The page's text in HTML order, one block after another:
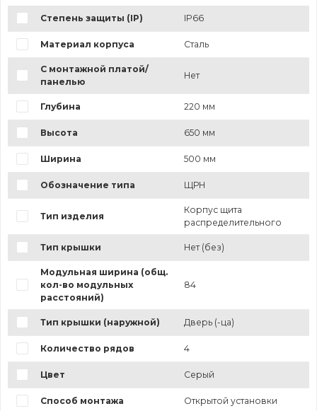
Степень защиты (IP) IP66
Материал корпуса Сталь
С монтажной платой/
панелью
Нет
Глубина 220 мм
Высота 650 мм
Ширина 500 мм
Обозначение типа ЩРН
Тип изделия
Корпус щита
распределительного
Тип крышки Нет (без)
Модульная ширина (общ.
кол-во модульных
расстояний)
84
Тип крышки (наружной) Дверь (-ца)
Количество рядов 4
Цвет Серый
Способ монтажа Открытой установки